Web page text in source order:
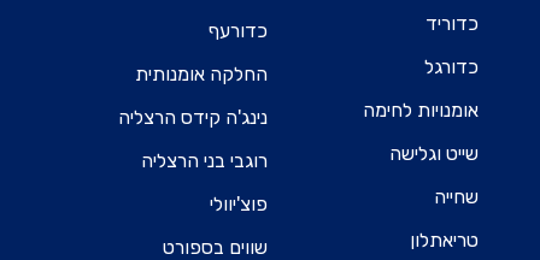
כדוריד
כדורגל
אומנויות לחימה
שייט וגלישה
שחייה
טריאתלון
כדורעף
החלקה אומנותית
נינג'ה קידס הרצליה
רוגבי בני הרצליה
פוצ'יוולי
שווים בספורט